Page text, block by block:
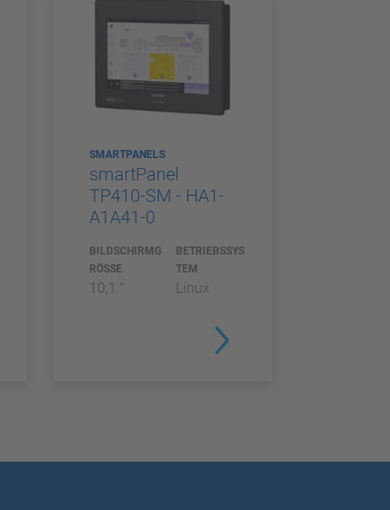
SMARTPANELS
smartPanel
TP410-SM - HA1-
A1A41-0
BILDSCHIRMG
RÖSSE
10,1 "
BETRIEBSSYS
TEM
Linux